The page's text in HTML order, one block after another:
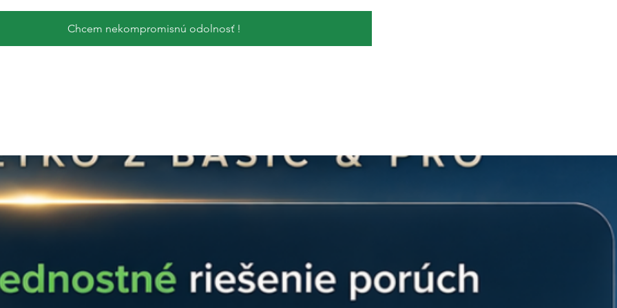
Chcem nekompromisnú odolnosť !